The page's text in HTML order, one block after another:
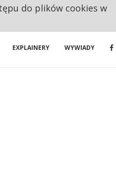
EXPLAINERY WYWIADY
do plików cookies w